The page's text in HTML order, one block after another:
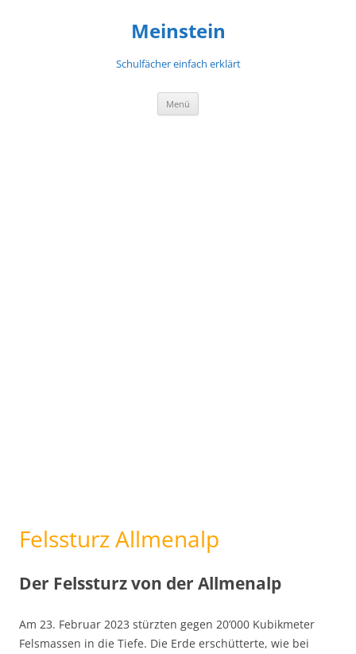
Meinstein
Schulfächer einfach erklärt
Menü
Felssturz Allmenalp
Der Felssturz von der Allmenalp
Am 23. Februar 2023 stürzten gegen 20’000 Kubikmeter
Felsmassen in die Tiefe. Die Erde erschütterte, wie bei